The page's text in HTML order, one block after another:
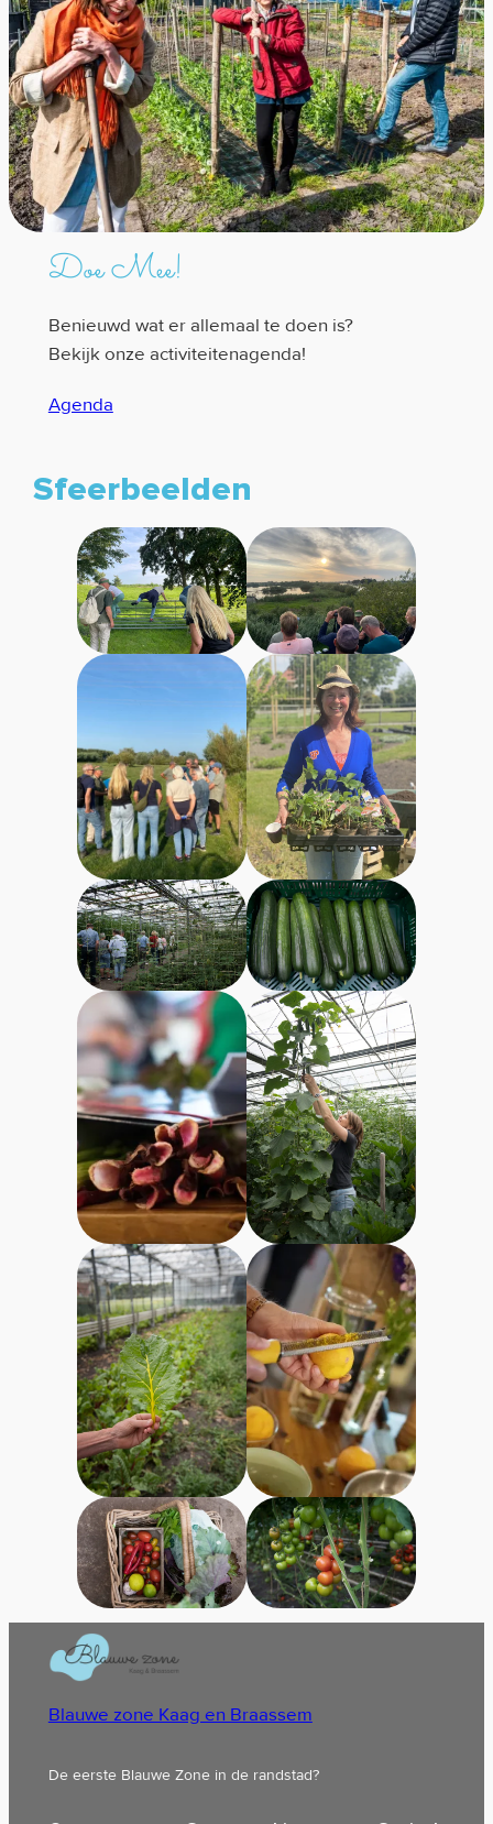
Doe Mee!
Benieuwd wat er allemaal te doen is?
Bekijk onze activiteitenagenda!
Agenda
Sfeerbeelden
Blauwe zone Kaag en Braassem
De eerste Blauwe Zone in de randstad?